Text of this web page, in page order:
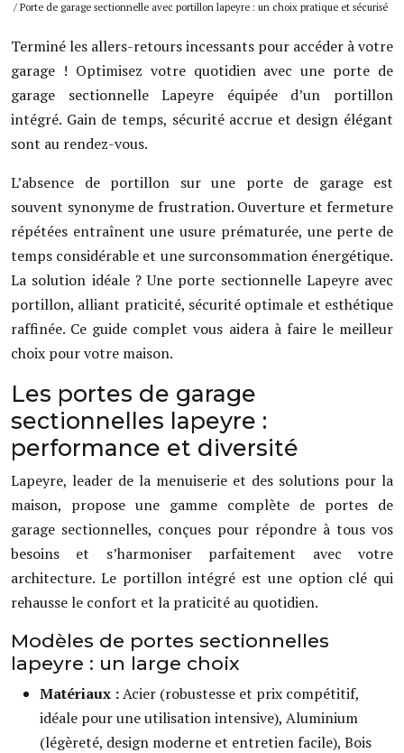
/ Porte de garage sectionnelle avec portillon lapeyre : un choix pratique et sécurisé
Terminé les allers-retours incessants pour accéder à votre
garage ! Optimisez votre quotidien avec une porte de
garage sectionnelle Lapeyre équipée d’un portillon
intégré. Gain de temps, sécurité accrue et design élégant
sont au rendez-vous.
L’absence de portillon sur une porte de garage est
souvent synonyme de frustration. Ouverture et fermeture
répétées entraînent une usure prématurée, une perte de
temps considérable et une surconsommation énergétique.
La solution idéale ? Une porte sectionnelle Lapeyre avec
portillon, alliant praticité, sécurité optimale et esthétique
raffinée. Ce guide complet vous aidera à faire le meilleur
choix pour votre maison.
Les portes de garage
sectionnelles lapeyre :
performance et diversité
Lapeyre, leader de la menuiserie et des solutions pour la
maison, propose une gamme complète de portes de
garage sectionnelles, conçues pour répondre à tous vos
besoins et s’harmoniser parfaitement avec votre
architecture. Le portillon intégré est une option clé qui
rehausse le confort et la praticité au quotidien.
Modèles de portes sectionnelles
lapeyre : un large choix
Matériaux :Acier (robustesse et prix compétitif,
idéale pour une utilisation intensive), Aluminium
(légèreté, design moderne et entretien facile), Bois